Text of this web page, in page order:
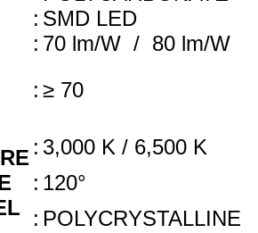
: SMD LED
: 70 lm/W / 80 lm/W
: ≥ 70
: 3,000 K / 6,500 K
: 120°
: POLYCRYSTALLINE